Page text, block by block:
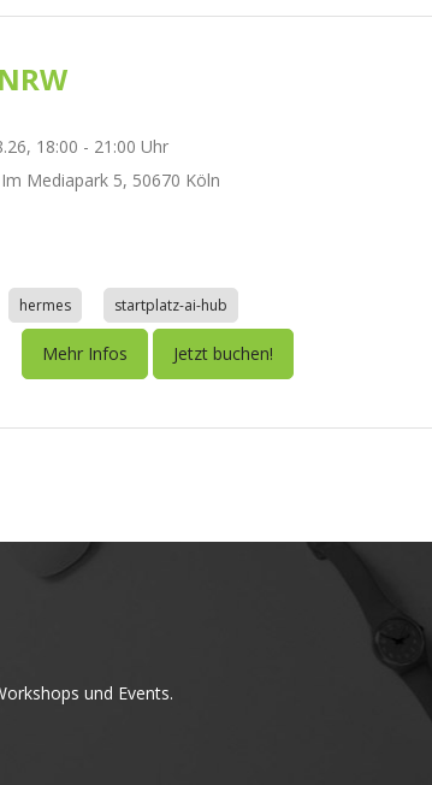
18:00 - 21:00 Uhr
Mediapark 5, 50670 Köln
hermes startplatz-ai-hub
Mehr Infos Jetzt buchen!
und Events.